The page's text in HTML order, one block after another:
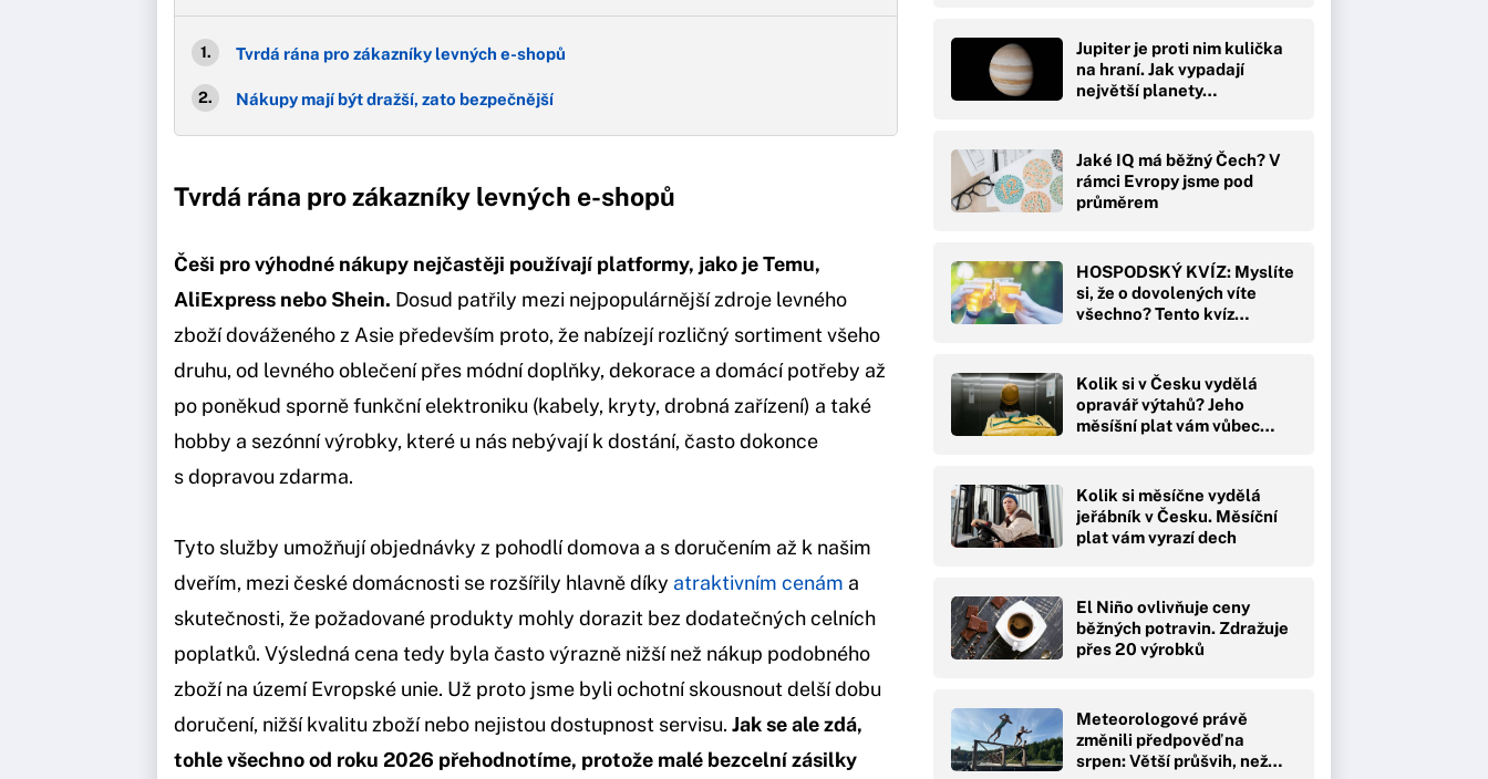
Tvrdá rána pro zákazníky levných e-shopů
Nákupy mají být dražší, zato bezpečnější
Tvrdá rána pro zákazníky levných e-shopů
Češi pro výhodné nákupy nejčastěji používají platformy, jako je Temu,
AliExpress nebo Shein. Dosud patřily mezi nejpopulárnější zdroje levného
zboží dováženého z Asie především proto, že nabízejí rozličný sortiment všeho
druhu, od levného oblečení přes módní doplňky, dekorace a domácí potřeby až
po poněkud sporně funkční elektroniku (kabely, kryty, drobná zařízení) a také
hobby a sezónní výrobky, které u nás nebývají k dostání, často dokonce
s dopravou zdarma.
Tyto služby umožňují objednávky z pohodlí domova a s doručením až k našim
dveřím, mezi české domácnosti se rozšířily hlavně díky atraktivním cenám a
skutečnosti, že požadované produkty mohly dorazit bez dodatečných celních
poplatků. Výsledná cena tedy byla často výrazně nižší než nákup podobného
zboží na území Evropské unie. Už proto jsme byli ochotní skousnout delší dobu
doručení, nižší kvalitu zboží nebo nejistou dostupnost servisu. Jak se ale zdá,
tohle všechno od roku 2026 přehodnotíme, protože malé bezcelní zásilky
Jupiter je proti nim kulička
na hraní. Jak vypadají
největší planety…
Jaké IQ má běžný Čech? V
rámci Evropy jsme pod
průměrem
HOSPODSKÝ KVÍZ: Myslíte
si, že o dovolených víte
všechno? Tento kvíz…
Kolik si v Česku vydělá
opravář výtahů? Jeho
měsíšní plat vám vůbec…
Kolik si měsíčne vydělá
jeřábník v Česku. Měsíční
plat vám vyrazí dech
El Niño ovlivňuje ceny
běžných potravin. Zdražuje
přes 20 výrobků
Meteorologové právě
změnili předpověď na
srpen: Větší průšvih, než…